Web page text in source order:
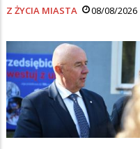
Z ŻYCIA MIASTA 08/08/2026